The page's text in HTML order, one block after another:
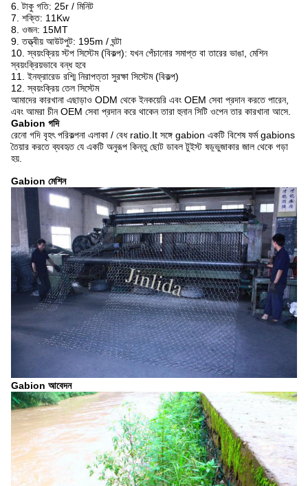
6. টাকু গতি: 25r / মিনিট
7. শক্তি: 11Kw
8. ওজন: 15MT
9. তত্ত্বীয় আউটপুট: 195m / ঘন্টা
10. স্বয়ংক্রিয় স্টপ সিস্টেম (বিকল্প): যখন পেঁচানোর সমাপ্ত বা তারের ভাঙা, মেশিন
স্বয়ংক্রিয়ভাবে বন্ধ হবে
11. ইনফ্রারেড রশ্মি নিরাপত্তা সুরক্ষা সিস্টেম (বিকল্প)
12. স্বয়ংক্রিয় তেল সিস্টেম
আমাদের কারখানা এছাড়াও ODM থেকে ইনকয়েরি এবং OEM সেবা প্রদান করতে পারেন,
এবং আমরা চীন OEM সেবা প্রদান করে থাকেন তারা হুনান সিটি ওপেন তার কারখানা আসে.
Gabion গদি
রেনো গদি বৃহৎ পরিকল্পনা এলাকা / বেধ ratio.It সঙ্গে gabion একটি বিশেষ ফর্ম gabions
তৈয়ার করতে ব্যবহৃত যে একটি অনুরূপ কিন্তু ছোট ডাবল টুইস্ট ষড়্ভুজাকার জাল থেকে গড়া
হয়.
Gabion মেশিন
Gabion আবেদন